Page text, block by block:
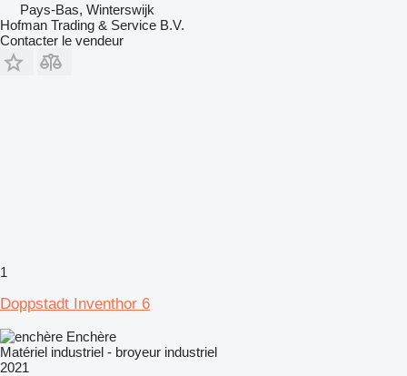
Pays-Bas, Winterswijk
Hofman Trading & Service B.V.
Contacter le vendeur
1
Doppstadt Inventhor 6
Enchère
Matériel industriel - broyeur industriel
2021